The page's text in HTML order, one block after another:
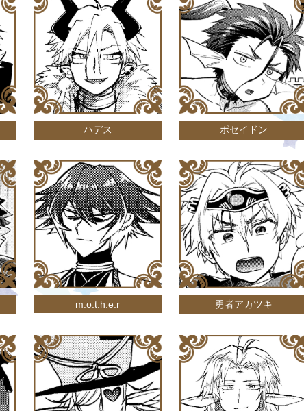
ハデス ポセイドン
m.o.t.h.e.r 勇者アカツキ